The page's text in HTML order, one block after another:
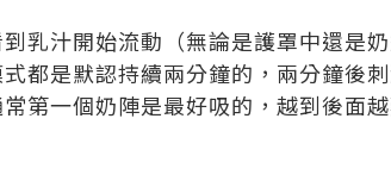
乳汁開始流動（無論是護罩中還是
都是默認持續兩分鐘的，兩分鐘後
第一個奶陣是最好吸的，越到後面